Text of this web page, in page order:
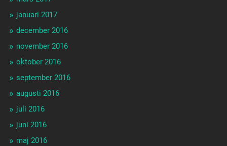
januari 2017
december 2016
november 2016
oktober 2016
september 2016
augusti 2016
juli 2016
juni 2016
maj 2016